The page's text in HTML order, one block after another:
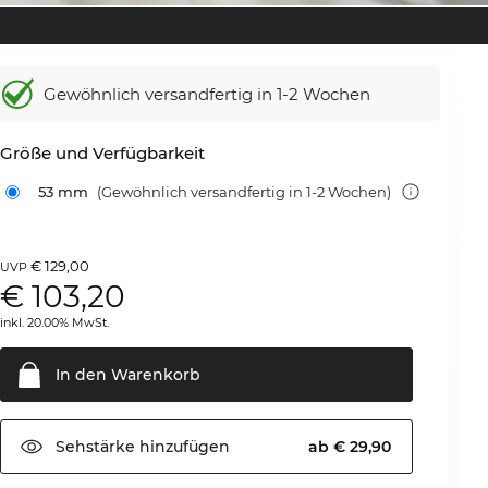
Gewöhnlich versandfertig in 1-2 Wochen
Größe und Verfügbarkeit
53 mm (Gewöhnlich versandfertig in 1-2 Wochen)
UVP€ 129,00
€103,20
inkl. 20.00% MwSt.
In den Warenkorb
Sehstärke hinzufügen ab € 29,90